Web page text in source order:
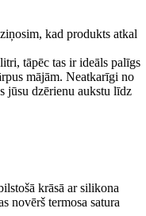
kad produkts atkal
tāpēc tas ir ideāls palīgs
mājām. Neatkarīgi no
jūsu dzērienu aukstu līdz
krāsā ar silikona
novērš termosa satura